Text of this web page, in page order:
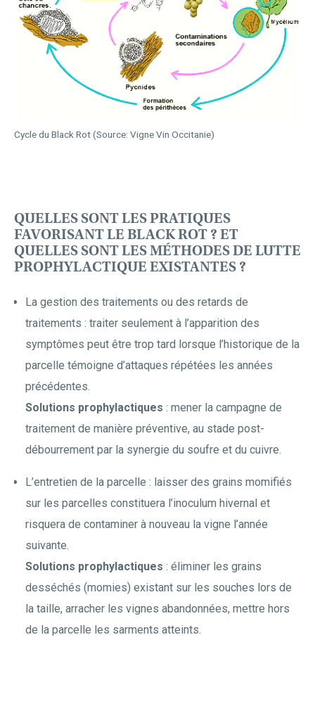
Cycle du Black Rot (Source: Vigne Vin Occitanie)
QUELLES SONT LES PRATIQUES
FAVORISANT LE BLACK ROT ? ET
QUELLES SONT LES MÉTHODES DE LUTTE
PROPHYLACTIQUE EXISTANTES ?
La gestion des traitements ou des retards de
traitements : traiter seulement à l’apparition des
symptômes peut être trop tard lorsque l’historique de la
parcelle témoigne d’attaques répétées les années
précédentes.
Solutions prophylactiques : mener la campagne de
traitement de manière préventive, au stade post-
débourrement par la synergie du soufre et du cuivre.
L’entretien de la parcelle : laisser des grains momifiés
sur les parcelles constituera l’inoculum hivernal et
risquera de contaminer à nouveau la vigne l’année
suivante.
Solutions prophylactiques : éliminer les grains
desséchés (momies) existant sur les souches lors de
la taille, arracher les vignes abandonnées, mettre hors
de la parcelle les sarments atteints.